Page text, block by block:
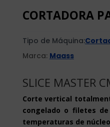
CORTADORA
Tipo de Máquina:
Marca: Maass
SLICE MASTER
Corte vertical
congelado o filetes
temperaturas de núcleo